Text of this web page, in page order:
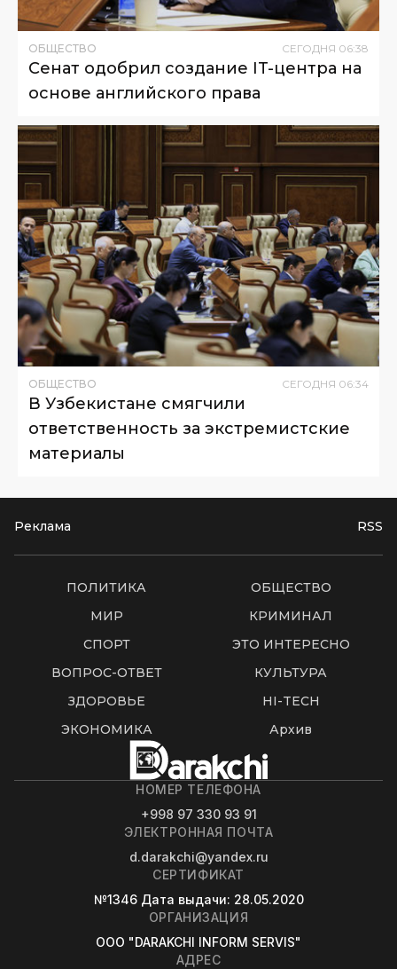
ОБЩЕСТВО СЕГОДНЯ 06:38
Сенат одобрил создание IT-центра на
основе английского права
ОБЩЕСТВО СЕГОДНЯ 06:34
В Узбекистане смягчили
ответственность за экстремистские
материалы
Реклама RSS
ПОЛИТИКА
ОБЩЕСТВО
МИР
КРИМИНАЛ
СПОРТ
ЭТО ИНТЕРЕСНО
ВОПРОС-ОТВЕТ
КУЛЬТУРА
ЗДОРОВЬЕ
HI-TECH
ЭКОНОМИКА
Архив
НОМЕР ТЕЛЕФОНА
+998 97 330 93 91
ЭЛЕКТРОННАЯ ПОЧТА
d.darakchi@yandex.ru
СЕРТИФИКАТ
№1346 Дата выдачи: 28.05.2020
ОРГАНИЗАЦИЯ
OOO "DARAKCHI INFORM SERVIS"
АДРЕС